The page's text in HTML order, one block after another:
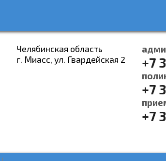
Челябинская область
г. Миасс, ул. Гвардейская 2
+7
+7
+7